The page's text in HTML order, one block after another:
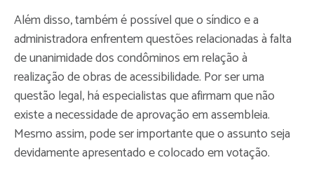
Além disso, também é possível que o síndico e a
administradora enfrentem questões relacionadas à falta
de unanimidade dos condôminos em relação à
realização de obras de acessibilidade. Por ser uma
questão legal, há especialistas que afirmam que não
existe a necessidade de aprovação em assembleia.
Mesmo assim, pode ser importante que o assunto seja
devidamente apresentado e colocado em votação.